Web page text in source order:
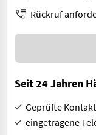
Rückruf
Seit 24 Jahren
Geprüfte
eingetragene